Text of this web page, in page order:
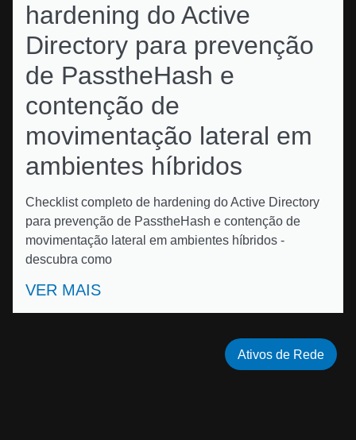
hardening do Active
Directory para prevenção
de PasstheHash e
contenção de
movimentação lateral em
ambientes híbridos
Checklist completo de hardening do Active Directory
para prevenção de PasstheHash e contenção de
movimentação lateral em ambientes híbridos -
descubra como
VER MAIS
Ativos de Rede